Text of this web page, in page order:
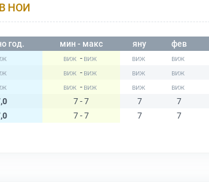
НОИ
год. мин - макс яну фев
-
-
-
7 - 7 7 7
7 - 7 7 7